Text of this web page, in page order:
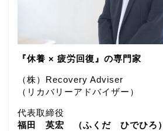
『休養 × 疲労回復』の専門家
（株）Recovery Adviser
（リカバリーアドバイザー）
代表取締役
福田 英宏 （ふくだ ひでひろ）